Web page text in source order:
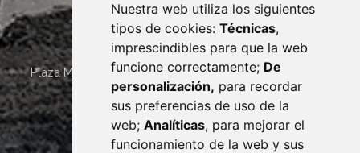
Nuestra web utiliza los siguientes
tipos de cookies: Técnicas,
imprescindibles para que la web
funcione correctamente; De
personalización, para recordar
sus preferencias de uso de la
web; Analíticas, para mejorar el
funcionamiento de la web y sus
Plaza Mayor 4 22400 MONZÓN - ARAGÓN (ESPAÑA)
· (34) 974 400 700 ·
sac@monzon.es
monzon.es